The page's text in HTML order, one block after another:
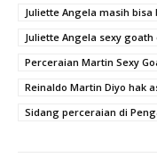
Juliette Angela masih
Juliette Angela sexy goath
Perceraian Martin Sexy
Reinaldo Martin Diyo hak
Sidang perceraian di